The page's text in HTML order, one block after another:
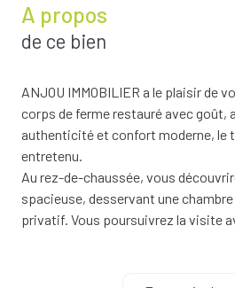
A propos
de ce bien
ANJOU IMMOBILIER a le plaisir de
corps de ferme restauré avec goût,
authenticité et confort moderne, le
entretenu.
Au rez-de-chaussée, vous
spacieuse, desservant une
privatif. Vous poursuivrez la visite